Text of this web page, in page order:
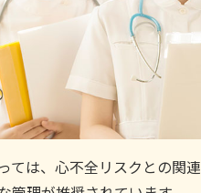
ては、心不全リスクとの関